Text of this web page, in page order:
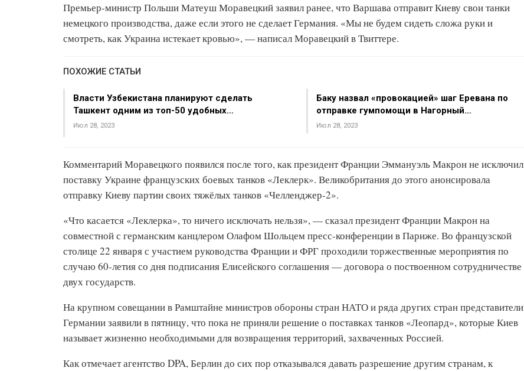
Премьер-министр Польши Матеуш Моравецкий заявил ранее, что Варшава отправит Киеву свои танки
немецкого производства, даже если этого не сделает Германия. «Мы не будем сидеть сложа руки и
смотреть, как Украина истекает кровью», — написал Моравецкий в Твиттере.
ПОХОЖИЕ СТАТЬИ
Власти Узбекистана планируют сделать
Ташкент одним из топ-50 удобных…
Июл 28, 2023
Баку назвал «провокацией» шаг Еревана по
отправке гумпомощи в Нагорный…
Июл 28, 2023
Комментарий Моравецкого появился после того, как президент Франции Эммануэль Макрон не исключил
поставку Украине французских боевых танков «Леклерк». Великобритания до этого анонсировала
отправку Киеву партии своих тяжёлых танков «Челленджер-2».
«Что касается «Леклерка», то ничего исключать нельзя», — сказал президент Франции Макрон на
совместной с германским канцлером Олафом Шольцем пресс-конференции в Париже. Во французской
столице 22 января с участием руководства Франции и ФРГ проходили торжественные мероприятия по
случаю 60-летия со дня подписания Елисейского соглашения — договора о поствоенном сотрудничестве
двух государств.
На крупном совещании в Рамштайне министров обороны стран НАТО и ряда других стран представители
Германии заявили в пятницу, что пока не приняли решение о поставках танков «Леопард», которые Киев
называет жизненно необходимыми для возвращения территорий, захваченных Россией.
Как отмечает агентство DPA, Берлин до сих пор отказывался давать разрешение другим странам, к